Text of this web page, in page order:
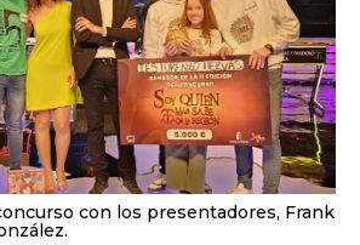
con los presentadores, Frank
Enviar
por
Email
Whatsapp
TelegramCopiar
URL